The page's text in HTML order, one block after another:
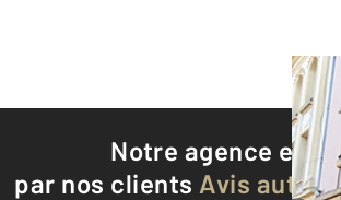
Notre agence est
par nos clients Avis